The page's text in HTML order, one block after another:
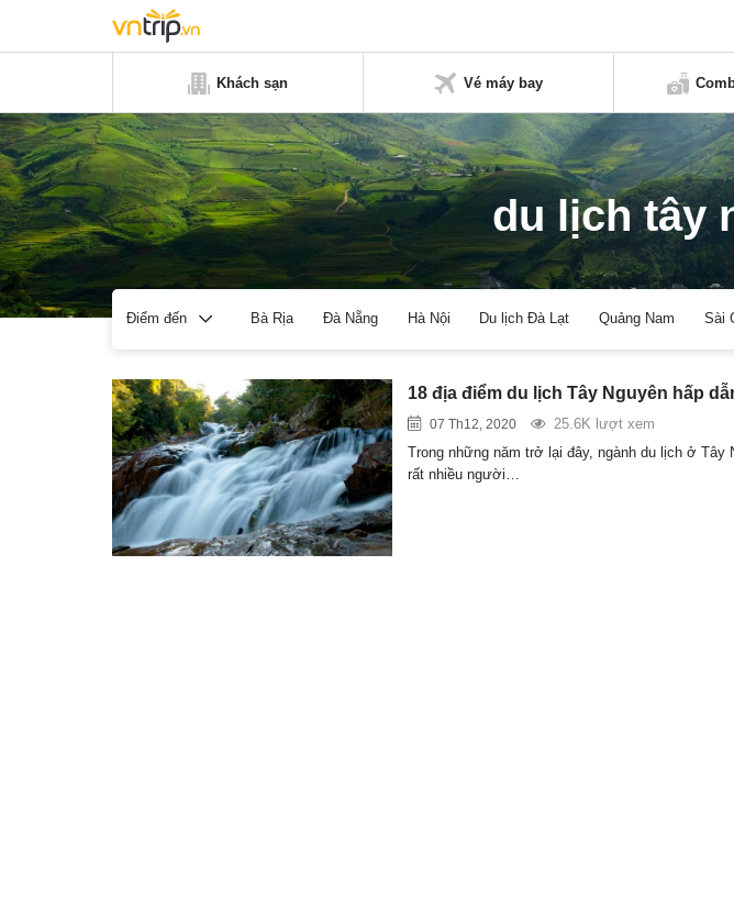
Khách sạn Vé máy bay
du lịch tây
Điểm đến Bà Rịa Đà Nẵng Hà Nội Du lịch Đà Lạt Quảng Nam Sài
18 địa điểm du lịch Tây Nguyên hấp
07 Th12, 2020
25.6K lượt xem
Trong những năm trở lại đây, ngành du lịch ở Tây
rất nhiều người…